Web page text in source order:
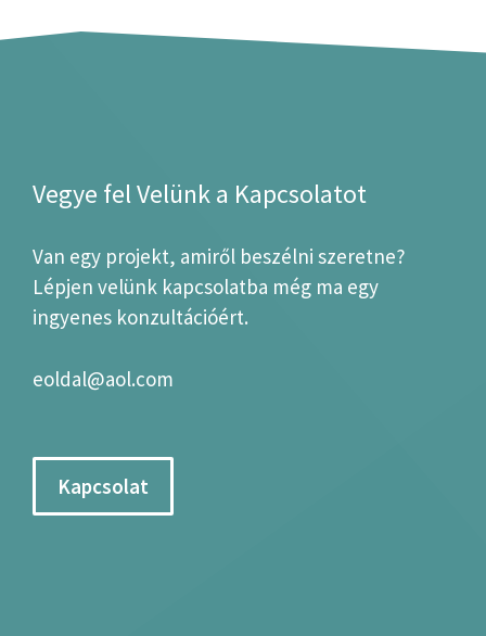
Vegye fel Velünk a Kapcsolatot
Van egy projekt, amiről beszélni szeretne?
Lépjen velünk kapcsolatba még ma egy
ingyenes konzultációért.
eoldal@aol.com
Kapcsolat